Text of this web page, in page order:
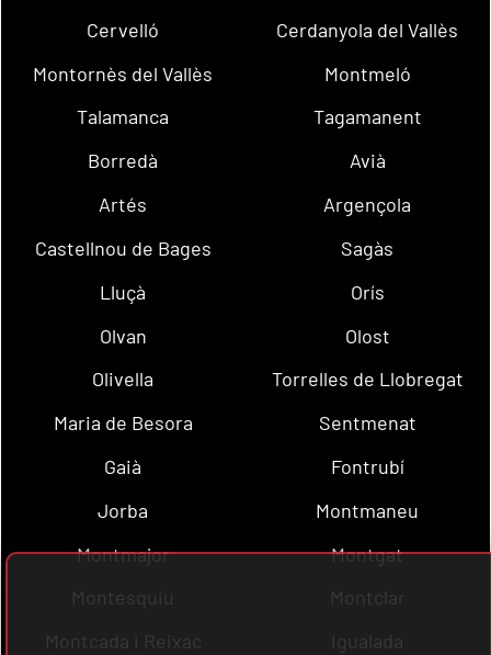
Cervelló
Cerdanyola del Vallès
Montornès del Vallès
Montmeló
Talamanca
Tagamanent
Borredà
Avià
Artés
Argençola
Castellnou de Bages
Sagàs
Lluçà
Orís
Olvan
Olost
Olivella
Torrelles de Llobregat
Maria de Besora
Sentmenat
Gaià
Fontrubí
Jorba
Montmaneu
Montmajor
Montgat
Montesquiu
Montclar
Montcada i Reixac
Igualada